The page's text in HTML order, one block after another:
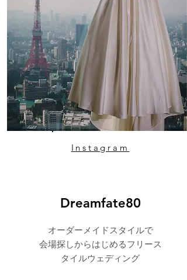
​Instagram
Dreamfate80
オーダーメイドスタイルで
​会場探しからはじめるフリース
タイルウェディング